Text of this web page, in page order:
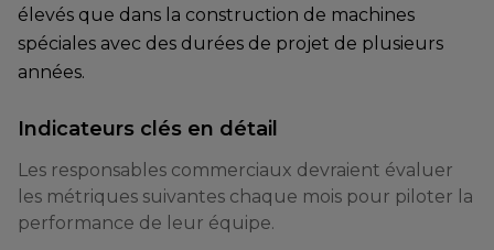
élevés que dans la construction de machines
spéciales avec des durées de projet de plusieurs
années.
Indicateurs clés en détail
Les responsables commerciaux devraient évaluer
les métriques suivantes chaque mois pour piloter la
performance de leur équipe.